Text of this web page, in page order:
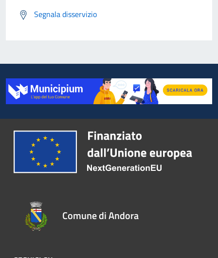
Segnala disservizio
Comune di Andora